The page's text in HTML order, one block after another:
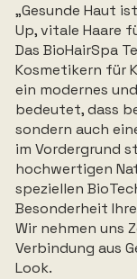
„Gesunde Haut
Up, vitale Haare
Das BioHairSpa
Kosmetikern für
ein modernes
bedeutet, dass
sondern auch
im Vordergrund
hochwertigen
speziellen
Besonderheit
Wir nehmen uns
Verbindung aus
Look.